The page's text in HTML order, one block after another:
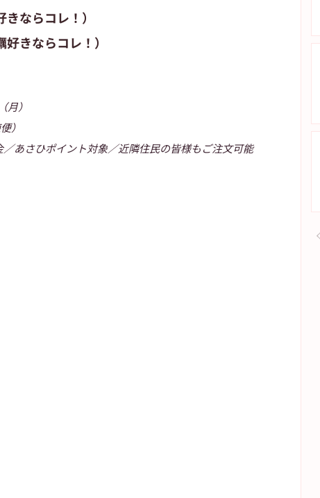
ならコレ！）
きならコレ！）
月）
）
あさひポイント対象／近隣住民の皆様もご注文可能